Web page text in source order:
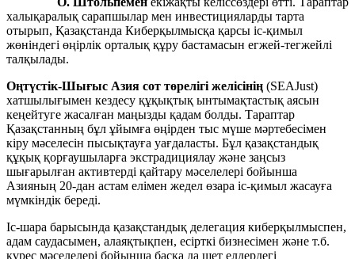
халықаралық сарапшылар мен инвестицияларды тарта
отырып, Қазақстанда Киберқылмысқа қарсы іс-қимыл
жөніндегі өңірлік орталық құру бастамасын егжей-тегжейлі
талқылады.
Оңтүстік-Шығыс Азия сот төрелігі желісінің (SEAJust)
хатшылығымен кездесу құқықтық ынтымақтастық аясын
кеңейтуге жасалған маңызды қадам болды. Тараптар
Қазақстанның бұл ұйымға өңірден тыс мүше мәртебесімен
кіру мәселесін пысықтауға уағдаласты. Бұл қазақстандық
құқық қорғаушыларға экстрадициялау және заңсыз
шығарылған активтерді қайтару мәселелері бойынша
Азияның 20-дан астам елімен жедел өзара іс-қимыл жасауға
мүмкіндік береді.
Іс-шара барысында қазақстандық делегация киберқылмыспен,
адам саудасымен, алаяқтықпен, есірткі бизнесімен және т.б.
күрес мәселелері бойынша басқа да шет елдердегі